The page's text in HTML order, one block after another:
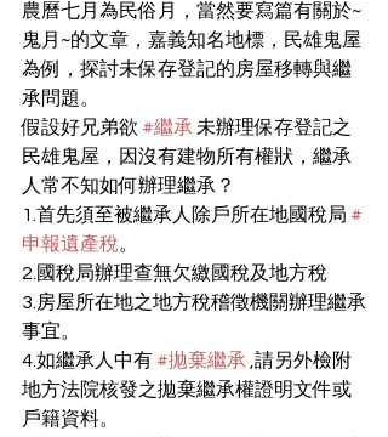
農曆七月為民俗月，當然要寫篇有關於~
鬼月~的文章，嘉義知名地標，民雄鬼屋
為例，探討未保存登記的房屋移轉與繼
承問題。
假設好兄弟欲 #繼承 未辦理保存登記之
民雄鬼屋，因沒有建物所有權狀，繼承
人常不知如何辦理繼承？
1.首先須至被繼承人除戶所在地國稅局 #
申報遺產稅。
2.國稅局辦理查無欠繳國稅及地方稅
3.房屋所在地之地方稅稽徵機關辦理繼承
事宜。
4.如繼承人中有 #拋棄繼承 ,請另外檢附
地方法院核發之拋棄繼承權證明文件或
戶籍資料。